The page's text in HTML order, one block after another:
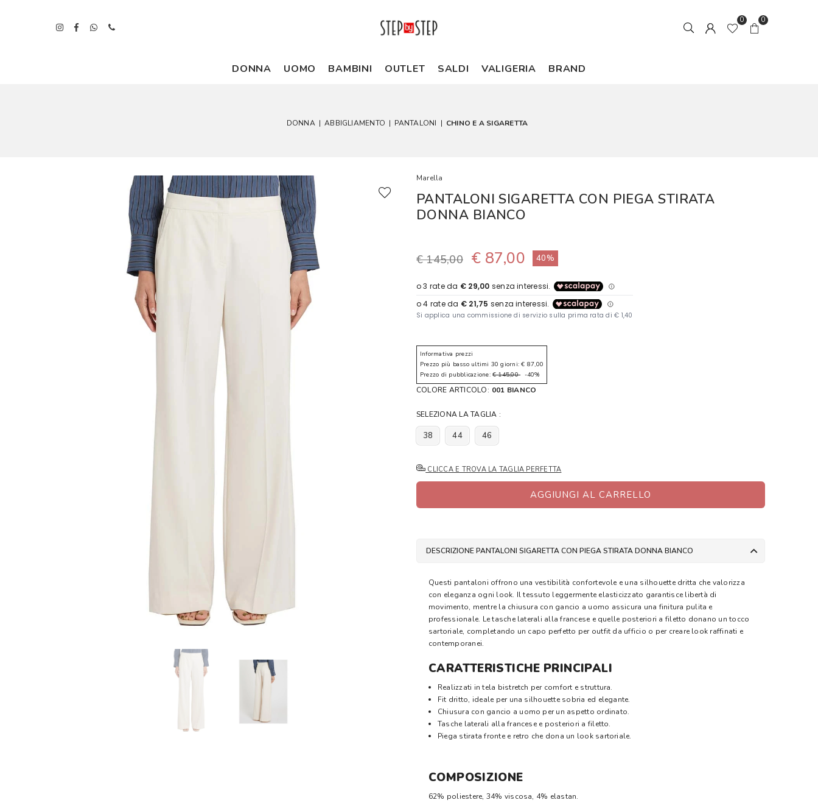
0 0
DONNA UOMO BAMBINI OUTLET SALDI VALIGERIA BRAND
DONNA | ABBIGLIAMENTO | PANTALONI | CHINO E A SIGARETTA
Marella
PANTALONI SIGARETTA CON PIEGA STIRATA
DONNA BIANCO
€ 145,00 € 87,00 40%
Informativa prezzi
Prezzo più basso ultimi 30 giorni: € 87,00
Prezzo di pubblicazione: € 145,00-40%
COLORE ARTICOLO: 001 BIANCO
SELEZIONA LA TAGLIA :
38 44 46
CLICCA E TROVA LA TAGLIA PERFETTA
AGGIUNGI AL CARRELLO
DESCRIZIONE PANTALONI SIGARETTA CON PIEGA STIRATA DONNA BIANCO
Questi pantaloni offrono una vestibilità confortevole e una silhouette dritta che valorizza
con eleganza ogni look. Il tessuto leggermente elasticizzato garantisce libertà di
movimento, mentre la chiusura con gancio a uomo assicura una finitura pulita e
professionale. Le tasche laterali alla francese e quelle posteriori a filetto donano un tocco
sartoriale, completando un capo perfetto per outfit da ufficio o per creare look raffinati e
contemporanei.
CARATTERISTICHE PRINCIPALI
Realizzati in tela bistretch per comfort e struttura.
Fit dritto, ideale per una silhouette sobria ed elegante.
Chiusura con gancio a uomo per un aspetto ordinato.
Tasche laterali alla francese e posteriori a filetto.
Piega stirata fronte e retro che dona un look sartoriale.
COMPOSIZIONE
62% poliestere, 34% viscosa, 4% elastan.